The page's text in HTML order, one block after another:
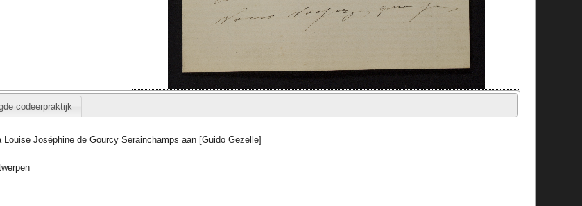
codeerpraktijk
Louise Joséphine de Gourcy Serainchamps aan [Guido Gezelle]